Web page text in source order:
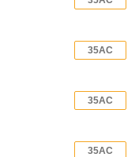
35AC
35AC
35AC